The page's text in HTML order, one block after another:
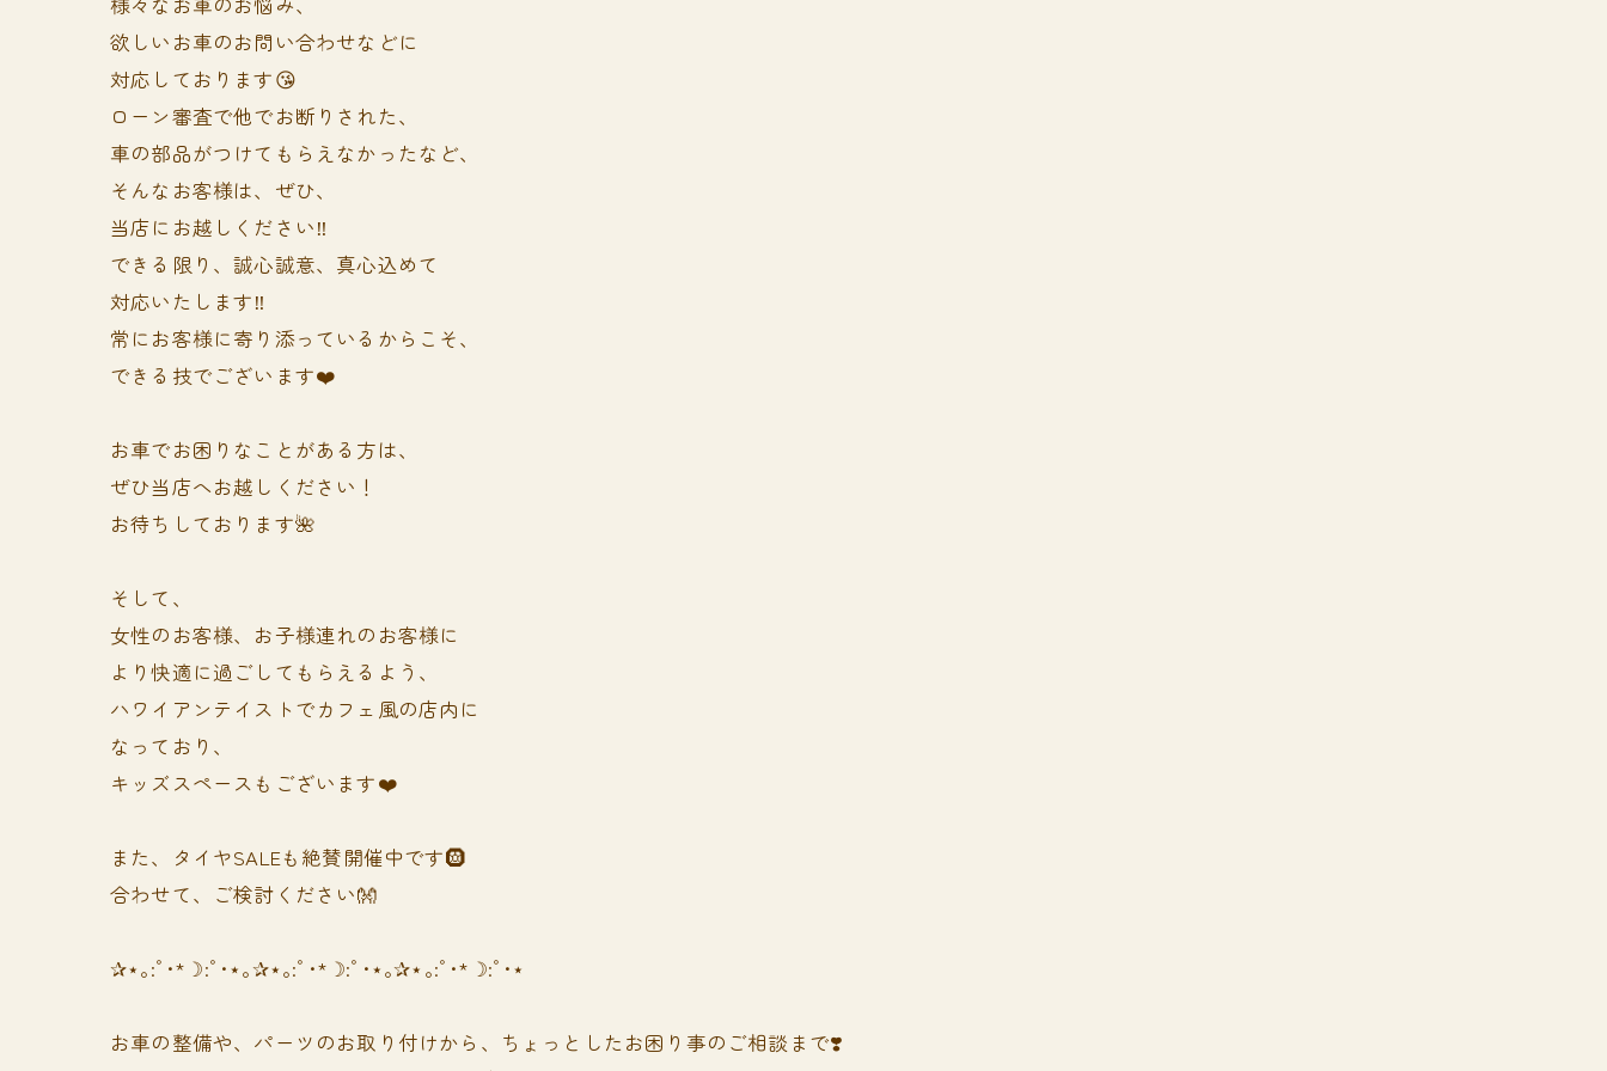
欲しいお車のお問い合わせなどに
対応しております😘
ローン審査で他でお断りされた、
車の部品がつけてもらえなかったなど、
そんなお客様は、ぜひ、
当店にお越しください‼️
できる限り、誠心誠意、真心込めて
対応いたします‼️
常にお客様に寄り添っているからこそ、
できる技でございます❤️
お車でお困りなことがある方は、
ぜひ当店へお越しください！
お待ちしております🌺
そして、
女性のお客様、お子様連れのお客様に
より快適に過ごしてもらえるよう、
ハワイアンテイストでカフェ風の店内に
なっており、
キッズスペースもございます❤️
また、タイヤSALEも絶賛開催中です🛞
合わせて、ご検討ください👐
✰⋆｡:ﾟ･*☽:ﾟ･⋆｡✰⋆｡:ﾟ･*☽:ﾟ･⋆｡✰⋆｡:ﾟ･*☽:ﾟ･⋆
お車の整備や、パーツのお取り付けから、ちょっとしたお困り事のご相談まで❣️